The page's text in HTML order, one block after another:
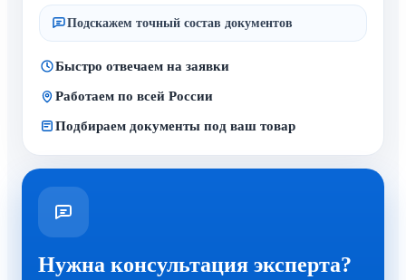
Подскажем точный состав документов
Быстро отвечаем на заявки
Работаем по всей России
Подбираем документы под ваш товар
Нужна консультация эксперта?